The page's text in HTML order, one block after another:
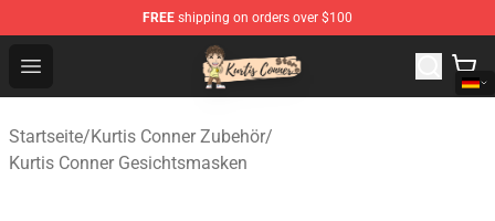
FREE shipping on orders over $100
Open menu
Kurtis Conner Store - Official Kurtis Conner Merchandise
Startseite/Kurtis Conner Zubehör/
Kurtis Conner Gesichtsmasken